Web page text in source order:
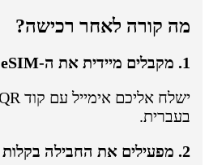
מה קורה לאחר רכישה?
1. מקבלים מיידית את ה-eSIM למייל-
בעברית.
2. מפעילים את החבילה בקלות ובמהירות-